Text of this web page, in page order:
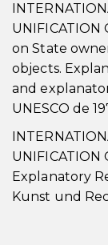
UNIFICATION
on State
objects.
and
UNESCO de
UNIFICATION
Explanatory
Kunst und